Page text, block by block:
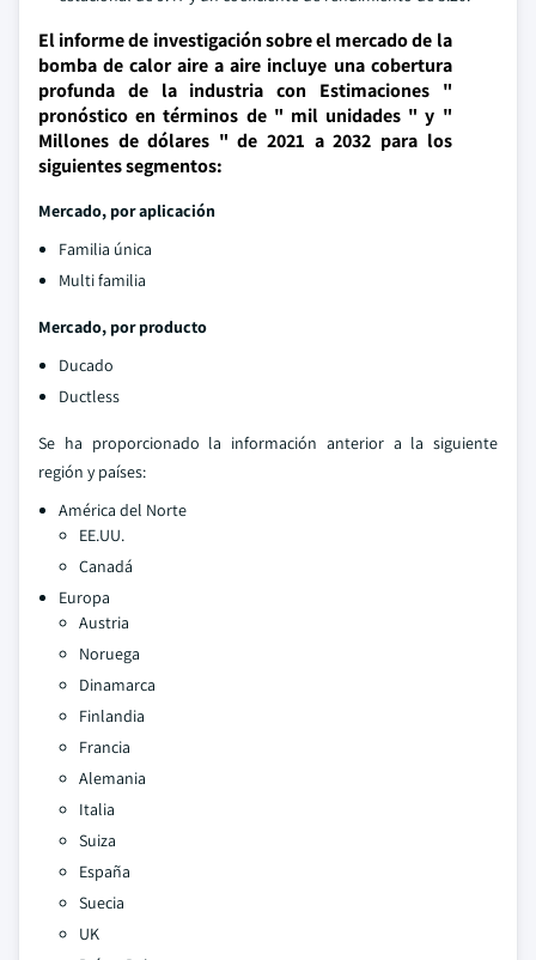
El informe de investigación sobre el mercado de la
bomba de calor aire a aire incluye una cobertura
profunda de la industria con Estimaciones "
pronóstico en términos de " mil unidades " y "
Millones de dólares " de 2021 a 2032 para los
siguientes segmentos:
Mercado, por aplicación
Familia única
Multi familia
Mercado, por producto
Ducado
Ductless
Se ha proporcionado la información anterior a la siguiente
región y países:
América del Norte
EE.UU.
Canadá
Europa
Austria
Noruega
Dinamarca
Finlandia
Francia
Alemania
Italia
Suiza
España
Suecia
UK